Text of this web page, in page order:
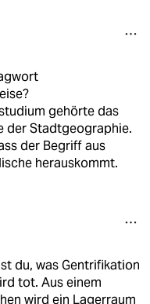
gehörte das
der Stadtgeographie.
der Begriff aus
herauskommt.
du, was Gentrifikation
tot. Aus einem
wird ein Lagerraum